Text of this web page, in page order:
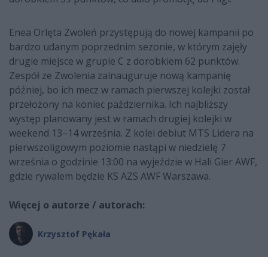
Enea Orlęta Zwoleń przystępują do nowej kampanii po
bardzo udanym poprzednim sezonie, w którym zajęły
drugie miejsce w grupie C z dorobkiem 62 punktów.
Zespół ze Zwolenia zainauguruje nową kampanię
później, bo ich mecz w ramach pierwszej kolejki został
przełożony na koniec października. Ich najbliższy
występ planowany jest w ramach drugiej kolejki w
weekend 13–14 września. Z kolei debiut MTS Lidera na
pierwszoligowym poziomie nastąpi w niedzielę 7
września o godzinie 13:00 na wyjeździe w Hali Gier AWF,
gdzie rywalem będzie KS AZS AWF Warszawa.
Więcej o autorze / autorach:
Krzysztof Pękała